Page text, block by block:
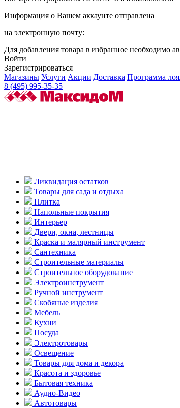
Информация о Вашем аккаунте отправлена
на электронную почту:
Для добавления товара в избранное необходимо
Войти
Зарегистрироваться
Магазины Услуги Акции Доставка Программа
8 (495) 995-35-35
Ликвидация остатков
Товары для сада и отдыха
Плитка
Напольные покрытия
Интерьер
Двери, окна, лестницы
Краска и малярный инструмент
Сантехника
Строительные материалы
Строительное оборудование
Электроинструмент
Ручной инструмент
Скобяные изделия
Мебель
Кухни
Посуда
Электротовары
Освещение
Товары для дома и декора
Красота и здоровье
Бытовая техника
Аудио-Видео
Автотовары